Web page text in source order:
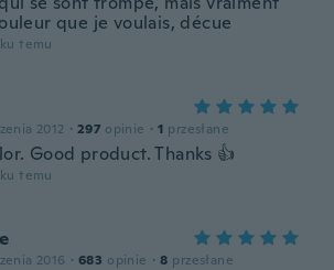
que je voulais, décue
temu
2012 · 297 opinie · 1 przesłane
Good product. Thanks 👍
temu
2016 · 683 opinie · 8 przesłane